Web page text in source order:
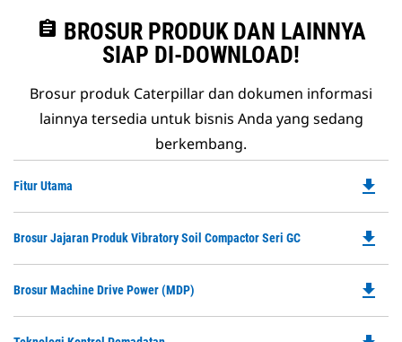
assignment BROSUR PRODUK DAN LAINNYA
SIAP DI-DOWNLOAD!
Brosur produk Caterpillar dan dokumen informasi
lainnya tersedia untuk bisnis Anda yang sedang
berkembang.
Fitur Utama
a
file_download
Brosur Jajaran Produk Vibratory Soil Compactor Seri GC
a
file_download
Brosur Machine Drive Power (MDP) file_download